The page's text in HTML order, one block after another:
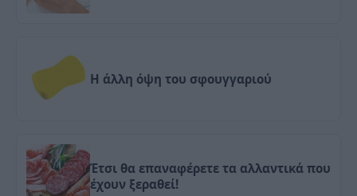
Η άλλη όψη του σφουγγαριού
Έτσι θα επαναφέρετε τα αλλαντικά που
έχουν ξεραθεί!